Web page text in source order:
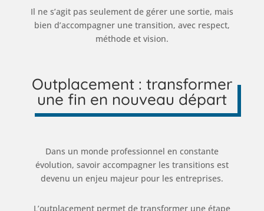
Il ne s’agit pas seulement de gérer une sortie, mais
bien d’accompagner une transition, avec respect,
méthode et vision.
Outplacement : transformer
une fin en nouveau départ
Dans un monde professionnel en constante
évolution, savoir accompagner les transitions est
devenu un enjeu majeur pour les entreprises.
L’outplacement permet de transformer une étape